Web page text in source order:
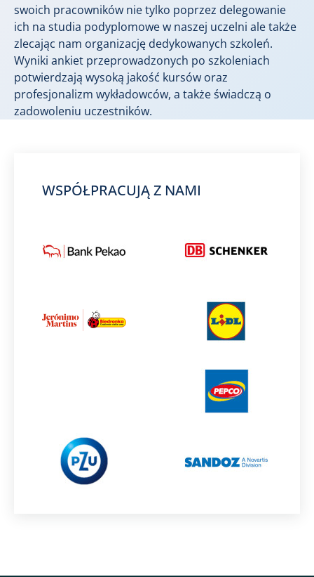
swoich pracowników nie tylko poprzez delegowanie
ich na studia podyplomowe​ w naszej uczelni ale także
zlecając nam organizację dedykowanych szkoleń.
Wyniki ankiet przeprowadzonych po szkoleniach
potwierdzają wysoką jakość kursów oraz
profesjonalizm wykładowców, a także świadczą o
zadowoleniu uczestników.
WSPÓŁPRACUJĄ Z NAMI